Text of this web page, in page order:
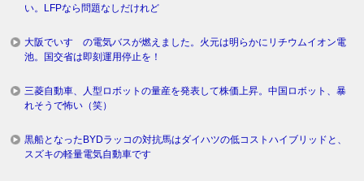
い。LFPなら問題なしだけれど
大阪でいすゞの電気バスが燃えました。火元は明らかにリチウムイオン電
池。国交省は即刻運用停止を！
三菱自動車、人型ロボットの量産を発表して株価上昇。中国ロボット、暴
れそうで怖い（笑）
黒船となったBYDラッコの対抗馬はダイハツの低コストハイブリッドと、
スズキの軽量電気自動車です